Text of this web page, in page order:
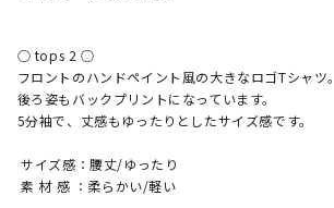
○ tops 2 ○
フロントのハンドペイント風の大きなロゴTシャツ。
後ろ姿もバックプリントになっています。
5分袖で、丈感もゆったりとしたサイズ感です。
サイズ感：腰丈/ゆったり
素 材 感 ：柔らかい/軽い